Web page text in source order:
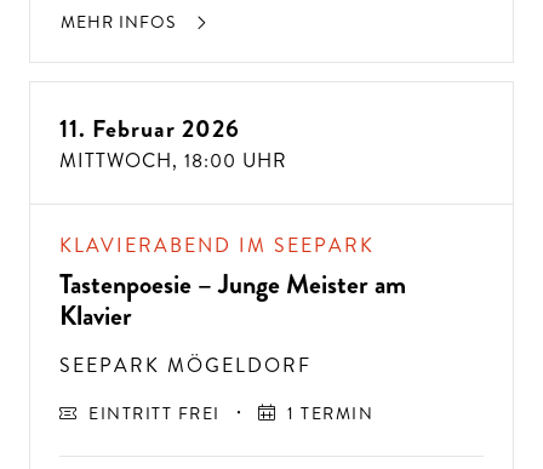
MEHR INFOS
11. Februar 2026
MITTWOCH, 18:00 UHR
KLAVIERABEND IM SEEPARK
Tastenpoesie – Junge Meister am
Klavier
SEEPARK MÖGELDORF
EINTRITT FREI 1 TERMIN